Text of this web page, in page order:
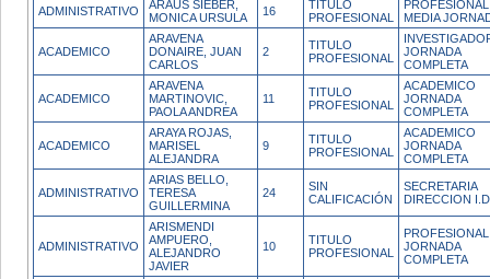
ADMINISTRATIVO
ARAUS SIEBER,
MONICA URSULA
16
TITULO
PROFESIONAL
PROFESIONAL
MEDIA
ACADEMICO
ARAVENA
DONAIRE, JUAN
CARLOS
2
TITULO
PROFESIONAL
JORNADA
COMPLETA
ACADEMICO
ARAVENA
MARTINOVIC,
PAOLA ANDREA
11
TITULO
PROFESIONAL
ACADEMICO
JORNADA
COMPLETA
ACADEMICO
ARAYA ROJAS,
MARISEL
ALEJANDRA
9
TITULO
PROFESIONAL
ACADEMICO
JORNADA
COMPLETA
ADMINISTRATIVO
ARIAS BELLO,
TERESA
GUILLERMINA
24
SIN
CALIFICACIÓN
SECRETARIA
DIRECCION
ADMINISTRATIVO
ARISMENDI
AMPUERO,
ALEJANDRO
JAVIER
10
TITULO
PROFESIONAL
PROFESIONAL
JORNADA
COMPLETA